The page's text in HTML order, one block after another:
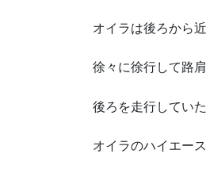
オイラは後ろから
徐々に徐行して路
後ろを走行してい
オイラのハイエー